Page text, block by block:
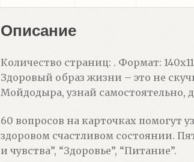
Описание
Количество страниц: . Формат:
Здоровый образ жизни – это не
Мойдодыра, узнай самостоятельно,
60 вопросов на карточках помогут
здоровом счастливом состоянии.
и чувства”, “Здоровье”, “Питание”.